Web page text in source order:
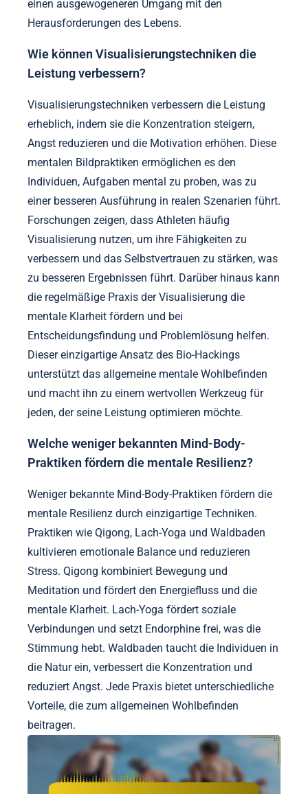
einen ausgewogeneren Umgang mit den
Herausforderungen des Lebens.
Wie können Visualisierungstechniken die
Leistung verbessern?
Visualisierungstechniken verbessern die Leistung
erheblich, indem sie die Konzentration steigern,
Angst reduzieren und die Motivation erhöhen. Diese
mentalen Bildpraktiken ermöglichen es den
Individuen, Aufgaben mental zu proben, was zu
einer besseren Ausführung in realen Szenarien führt.
Forschungen zeigen, dass Athleten häufig
Visualisierung nutzen, um ihre Fähigkeiten zu
verbessern und das Selbstvertrauen zu stärken, was
zu besseren Ergebnissen führt. Darüber hinaus kann
die regelmäßige Praxis der Visualisierung die
mentale Klarheit fördern und bei
Entscheidungsfindung und Problemlösung helfen.
Dieser einzigartige Ansatz des Bio-Hackings
unterstützt das allgemeine mentale Wohlbefinden
und macht ihn zu einem wertvollen Werkzeug für
jeden, der seine Leistung optimieren möchte.
Welche weniger bekannten Mind-Body-
Praktiken fördern die mentale Resilienz?
Weniger bekannte Mind-Body-Praktiken fördern die
mentale Resilienz durch einzigartige Techniken.
Praktiken wie Qigong, Lach-Yoga und Waldbaden
kultivieren emotionale Balance und reduzieren
Stress. Qigong kombiniert Bewegung und
Meditation und fördert den Energiefluss und die
mentale Klarheit. Lach-Yoga fördert soziale
Verbindungen und setzt Endorphine frei, was die
Stimmung hebt. Waldbaden taucht die Individuen in
die Natur ein, verbessert die Konzentration und
reduziert Angst. Jede Praxis bietet unterschiedliche
Vorteile, die zum allgemeinen Wohlbefinden
beitragen.